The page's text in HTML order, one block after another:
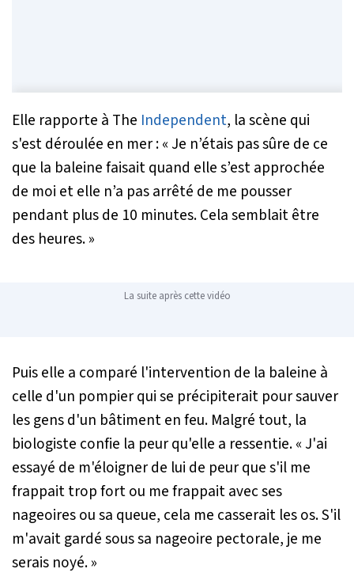
Elle rapporte à The Independent, la scène qui
s'est déroulée en mer :« Je n’étais pas sûre de ce
que la baleine faisait quand elle s’est approchée
de moi et elle n’a pas arrêté de me pousser
pendant plus de 10 minutes. Cela semblait être
des heures. »
La suite après cette vidéo
Puis elle a comparé l'intervention de la baleine à
celle d'un pompier qui se précipiterait pour sauver
les gens d'un bâtiment en feu. Malgré tout, la
biologiste confie la peur qu'elle a ressentie. « J'ai
essayé de m'éloigner de lui de peur que s'il me
frappait trop fort ou me frappait avec ses
nageoires ou sa queue, cela me casserait les os. S'il
m'avait gardé sous sa nageoire pectorale, je me
serais noyé. »